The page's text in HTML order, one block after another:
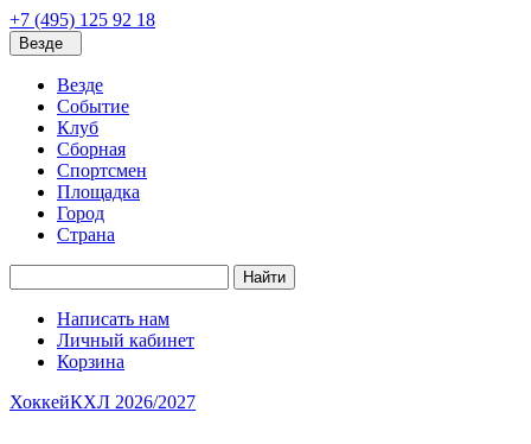
+7 (495) 125 92 18
Везде
Везде
Событие
Клуб
Сборная
Спортсмен
Площадка
Город
Страна
Найти
Написать нам
Личный кабинет
Корзина
ХоккейКХЛ 2026/2027